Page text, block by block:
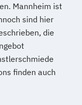
Mannheim ist
sind hier
die
finden auch